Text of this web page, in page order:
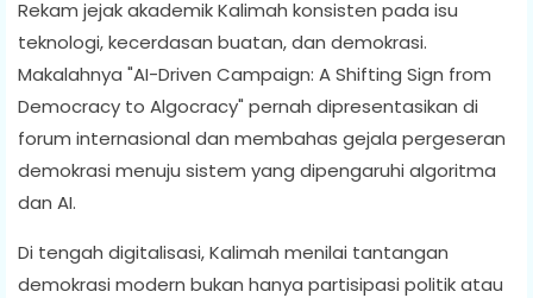
Rekam jejak akademik Kalimah konsisten pada isu
teknologi, kecerdasan buatan, dan demokrasi.
Makalahnya "AI-Driven Campaign: A Shifting Sign from
Democracy to Algocracy" pernah dipresentasikan di
forum internasional dan membahas gejala pergeseran
demokrasi menuju sistem yang dipengaruhi algoritma
dan AI.
Di tengah digitalisasi, Kalimah menilai tantangan
demokrasi modern bukan hanya partisipasi politik atau